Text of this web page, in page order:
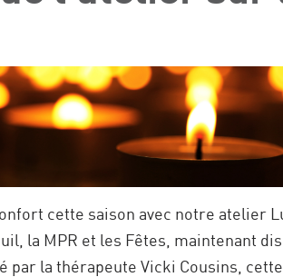
cette saison avec notre atelier
la MPR et les Fêtes, maintenant
par la thérapeute Vicki Cousins,